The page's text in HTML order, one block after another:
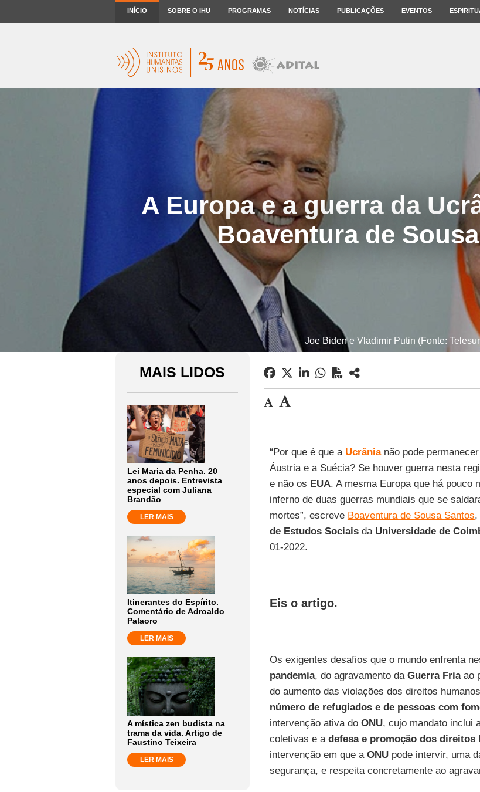
INÍCIO SOBRE O IHU PROGRAMAS NOTÍCIAS PUBLICAÇÕES EVENTOS
A Europa e a guerra da
Boaventura de
Joe Biden e Vladimir Putin (Fonte:
MAIS LIDOS
Lei Maria da Penha. 20
anos depois. Entrevista
especial com Juliana
Brandão
LER MAIS
Itinerantes do Espírito.
Comentário de Adroaldo
Palaoro
LER MAIS
A mística zen budista na
trama da vida. Artigo de
Faustino Teixeira
LER MAIS
“Por que é que a Ucrânia não pode
Áustria e a Suécia? Se houver guerra nesta
e não os EUA. A mesma Europa que há pouco
inferno de duas guerras mundiais que se
mortes”, escreve Boaventura de Sousa Santos,
de Estudos Sociaisda Universidade de
01-2022.
Eis o artigo.
Os exigentes desafios que o mundo enfrenta
pandemia, do agravamento da Guerra Friaao
do aumento das violações dos direitos
número de refugiados e de pessoas com
intervenção ativa do ONU, cujo mandato inclui
coletivas e a defesa e promoção dos direitos
intervenção em que a ONUpode intervir, uma
segurança, e respeita concretamente ao